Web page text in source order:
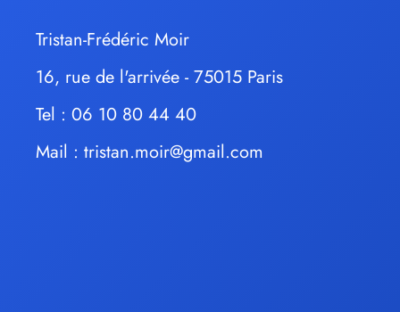
Tristan-Frédéric Moir
16, rue de l'arrivée - 75015 Paris
Tel : 06 10 80 44 40
Mail : tristan.moir@gmail.com